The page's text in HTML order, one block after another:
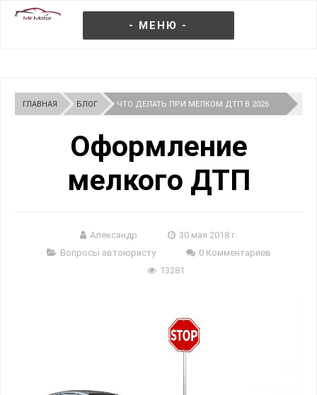
- МЕНЮ -
ГЛАВНАЯ БЛОГ ЧТО ДЕЛАТЬ ПРИ МЕЛКОМ ДТП В 2026
Оформление
мелкого ДТП
Александр
30 мая 2018 г.
Вопросы автоюристу
0 Комментариев
13281